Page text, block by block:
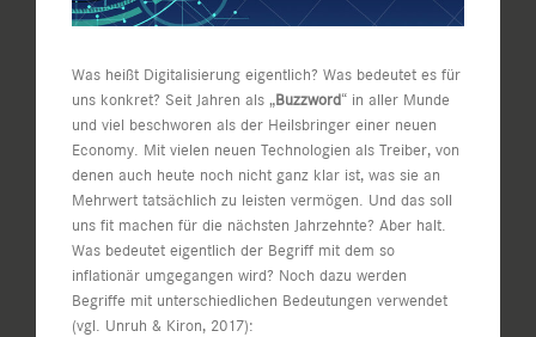
Was heißt Digitalisierung eigentlich? Was bedeutet es für
uns konkret? Seit Jahren als „Buzzword“ in aller Munde
und viel beschworen als der Heilsbringer einer neuen
Economy. Mit vielen neuen Technologien als Treiber, von
denen auch heute noch nicht ganz klar ist, was sie an
Mehrwert tatsächlich zu leisten vermögen. Und das soll
uns fit machen für die nächsten Jahrzehnte? Aber halt.
Was bedeutet eigentlich der Begriff mit dem so
inflationär umgegangen wird? Noch dazu werden
Begriffe mit unterschiedlichen Bedeutungen verwendet
(vgl. Unruh & Kiron, 2017):